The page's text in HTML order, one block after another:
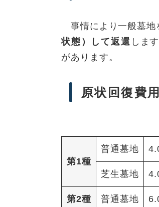
事情により一般墓地
状態）して返還 しま
があります。
原状回復費
第1種
普通墓地
芝生墓地
第2種 普通墓地